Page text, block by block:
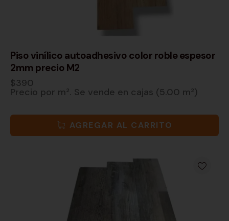
Piso vinílico autoadhesivo color roble espesor
2mm precio M2
$390
Precio por m². Se vende en cajas (5.00 m²)
AGREGAR AL CARRITO